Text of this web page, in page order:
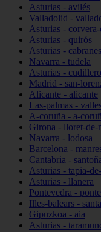
Asturias - avilés
Valladolid -
Asturias -
Asturias - quirós
Asturias - cabranes
Navarra - tudela
Asturias - cudillero
Madrid - san-
Alicante - alicante
Las-palmas -
A-coruña - a-
Girona - lloret-de-
Navarra - lodosa
Barcelona -
Cantabria -
Asturias - tapia-
Asturias - llanera
Pontevedra -
Illes-balears -
Gipuzkoa - aia
Asturias -